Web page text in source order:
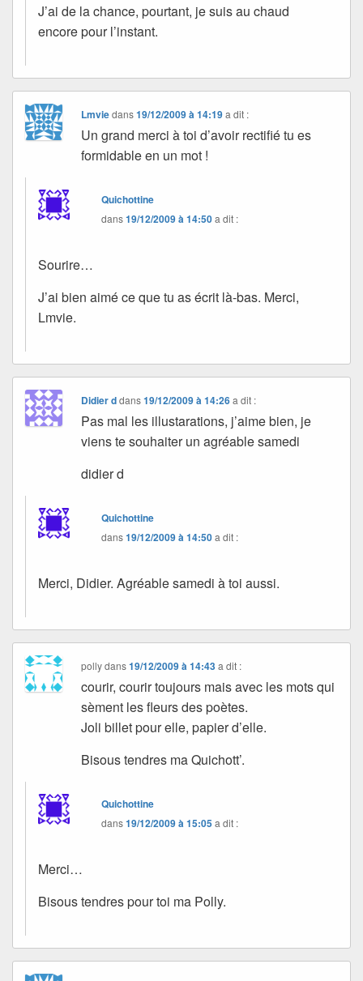
J’ai de la chance, pourtant, je suis au chaud
encore pour l’instant.
Lmviedans19/12/2009 à 14:19 a dit :
Un grand merci à toi d’avoir rectifié tu es
formidable en un mot !
Quichottine
dans19/12/2009 à 14:50a dit :
Sourire…
J’ai bien aimé ce que tu as écrit là-bas. Merci,
Lmvie.
Didier ddans19/12/2009 à 14:26 a dit :
Pas mal les illustarations, j’aime bien, je
viens te souhaiter un agréable samedi
didier d
Quichottine
dans19/12/2009 à 14:50a dit :
Merci, Didier. Agréable samedi à toi aussi.
pollydans19/12/2009 à 14:43 a dit :
courir, courir toujours mais avec les mots qui
sèment les fleurs des poètes.
Joli billet pour elle, papier d’elle.
Bisous tendres ma Quichott’.
Quichottine
dans19/12/2009 à 15:05a dit :
Merci…
Bisous tendres pour toi ma Polly.